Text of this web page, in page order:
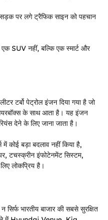
पर लगे ट्रैफिक साइन को पहचान
SUV नहीं, बल्कि एक स्मार्ट और
टर्बो पेट्रोल इंजन दिया गया है जो
के साथ आता है। यह इंजन
देने के लिए जाना जाता है।
कोई बड़ा बदलाव नहीं किया है,
टचस्क्रीन इंफोटेनमेंट सिस्टम,
लोकप्रिय है।
भारतीय बाजार की सबसे सुरक्षित